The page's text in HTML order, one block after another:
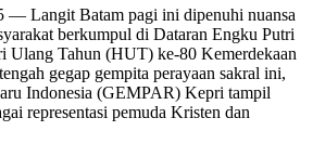
— Langit Batam pagi ini dipenuhi nuansa
berkumpul di Dataran Engku Putri
Ulang Tahun (HUT) ke-80 Kemerdekaan
gegap gempita perayaan sakral ini,
Indonesia (GEMPAR) Kepri tampil
representasi pemuda Kristen dan